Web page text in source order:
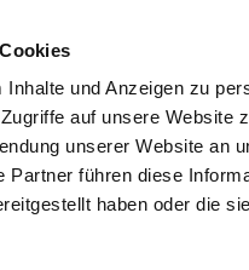
und Anzeigen zu
auf unsere Website
unserer Website an
Partner führen diese
haben oder die
0 44 89 - 92 34 67 6